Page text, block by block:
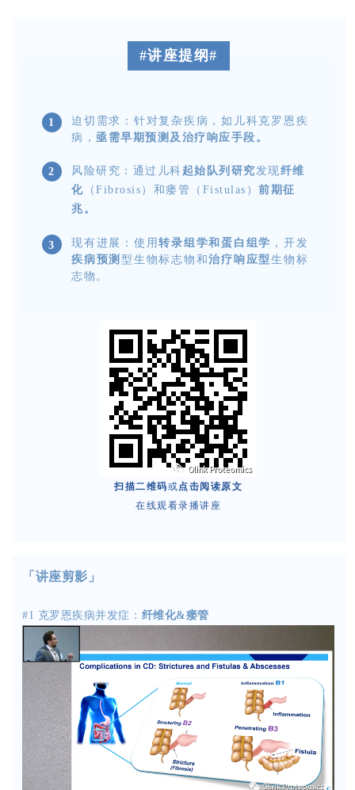
#讲座提纲#
1 迫切需求 ：针对复杂疾病，如儿科克罗恩疾
病， 亟需早期预测及治疗响应手段。
2 风险研究：通过儿科 起始队列研究发现纤维
化 （Fibrosis）和瘘管（Fistulas） 前期征
兆。
3 现有进展：使用转录组学和蛋白组学 ，开发
疾病预测 型生物标志物和治疗响应型 生物标
志物。
扫描二维码或点击阅读原文
在线观看录播讲座
「讲座剪影」
#1 克罗恩疾病并发症： 纤维化&瘘管